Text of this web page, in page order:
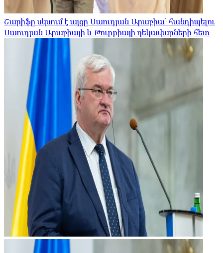
Շարիֆը սկսում է այցը Սաուդյան Արաբիա՝ հանդիպելու
Սաուդյան Արաբիայի և Թուրքիայի ղեկավարների հետ